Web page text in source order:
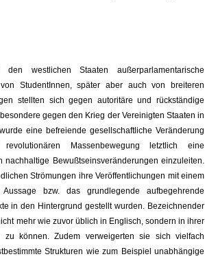
westlichen Staaten außerparlamentarische
StudentInnen, später aber auch von breiteren
stellten sich gegen autoritäre und rückständige
gegen den Krieg der Vereinigten Staaten in
eine befreiende gesellschaftliche Veränderung
Massenbewegung letztlich eine
Bewußtseinsveränderungen einzuleiten.
Strömungen ihre Veröffentlichungen mit einem
bzw. das grundlegende aufbegehrende
in den Hintergrund gestellt wurden. Bezeichnender
mehr wie zuvor üblich in Englisch, sondern in ihrer
zu können. Zudem verweigerten sie sich vielfach
Strukturen wie zum Beispiel unabhängige